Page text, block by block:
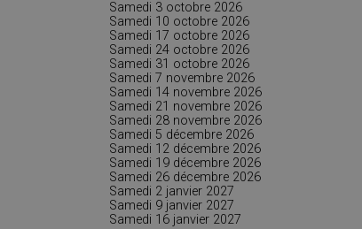
Samedi 3 octobre 2026
Samedi 10 octobre 2026
Samedi 17 octobre 2026
Samedi 24 octobre 2026
Samedi 31 octobre 2026
Samedi 7 novembre 2026
Samedi 14 novembre 2026
Samedi 21 novembre 2026
Samedi 28 novembre 2026
Samedi 5 décembre 2026
Samedi 12 décembre 2026
Samedi 19 décembre 2026
Samedi 26 décembre 2026
Samedi 2 janvier 2027
Samedi 9 janvier 2027
Samedi 16 janvier 2027